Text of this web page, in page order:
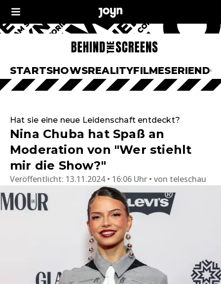
STARTSHOWSREALITYFILMESERIEN
Hat sie eine neue Leidenschaft entdeckt?
Nina Chuba hat Spaß an
Moderation von "Wer stiehlt
mir die Show?"
Veröffentlicht: 13.11.2024 • 16:06 Uhr von teleschau